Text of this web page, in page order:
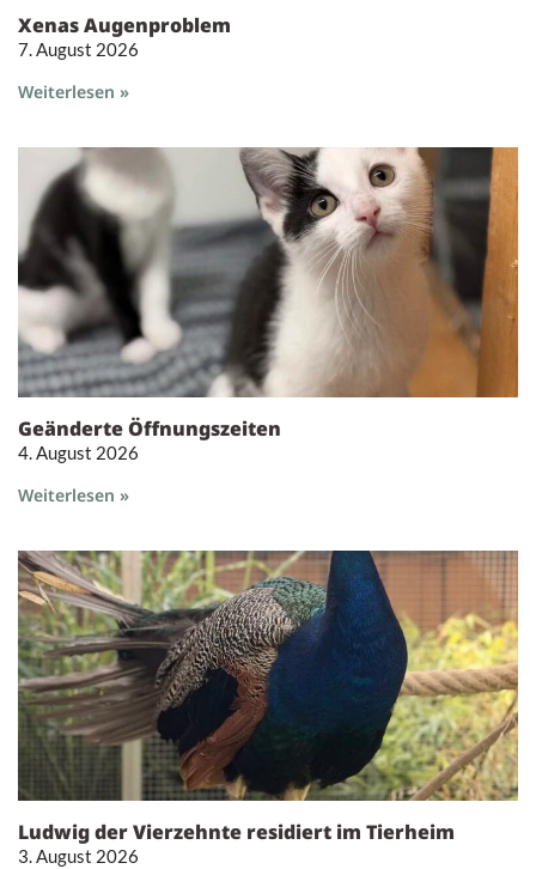
Xenas Augenproblem
7. August 2026
Weiterlesen »
Geänderte Öffnungszeiten
4. August 2026
Weiterlesen »
Ludwig der Vierzehnte residiert im Tierheim
3. August 2026